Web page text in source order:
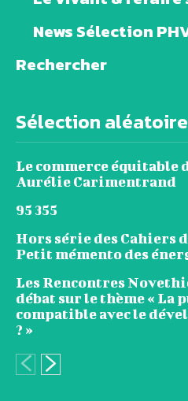
News Sélection
Rechercher
Sélection aléatoire
Le commerce équitable
Aurélie Carimentrand
95 355
Hors série des Cahiers
Petit mémento des
Les Rencontres
débat sur le thème « La
compatible avec le
? »